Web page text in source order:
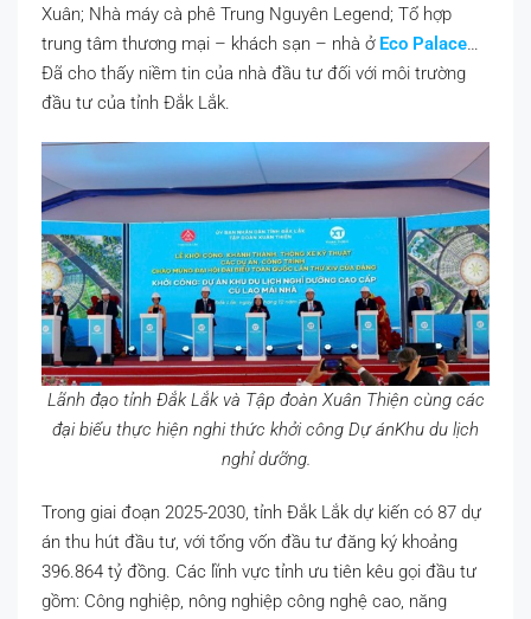
Xuân; Nhà máy cà phê Trung Nguyên Legend; Tổ hợp
trung tâm thương mại – khách sạn – nhà ởEco Palace…
Đã cho thấy niềm tin của nhà đầu tư đối với môi trường
đầu tư của tỉnh Đắk Lắk.
Lãnh đạo tỉnh Đắk Lắk và Tập đoàn Xuân Thiện cùng các
đại biểu thực hiện nghi thức khởi công Dự ánKhu du lịch
nghỉ dưỡng.
Trong giai đoạn 2025-2030, tỉnh Đắk Lắk dự kiến có 87 dự
án thu hút đầu tư, với tổng vốn đầu tư đăng ký khoảng
396.864 tỷ đồng. Các lĩnh vực tỉnh ưu tiên kêu gọi đầu tư
gồm: Công nghiệp, nông nghiệp công nghệ cao, năng